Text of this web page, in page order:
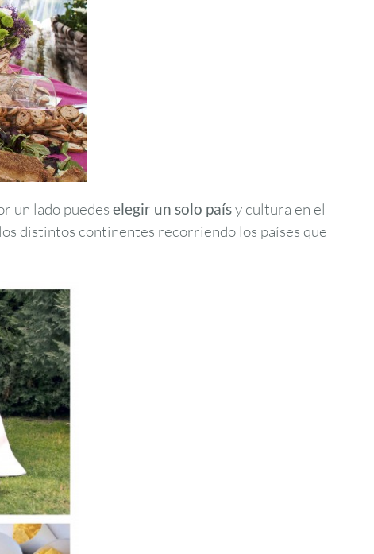
un lado puedes elegir un solo paísy cultura en el
distintos continentes recorriendo los países que